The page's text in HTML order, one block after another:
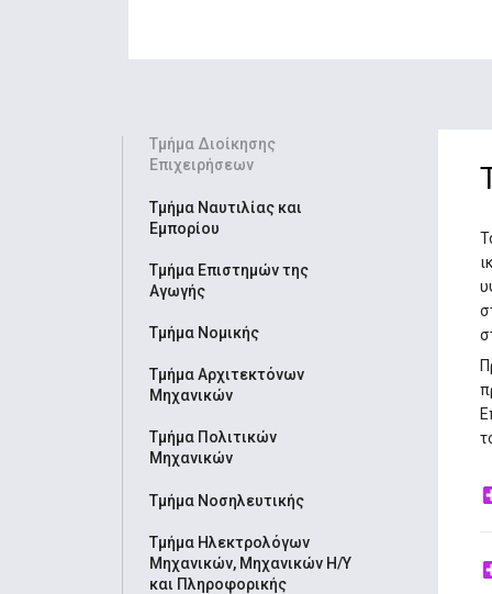
Τμήμα Διοίκησης
Επιχειρήσεων
Τμήμα Ναυτιλίας και
Εμπορίου
Τμήμα Επιστημών της
Αγωγής
Τμήμα Νομικής
Τμήμα Αρχιτεκτόνων
Μηχανικών
Τμήμα Πολιτικών
Μηχανικών
Τμήμα Νοσηλευτικής
Τμήμα Ηλεκτρολόγων
Μηχανικών, Μηχανικών Η/Υ
και Πληροφορικής